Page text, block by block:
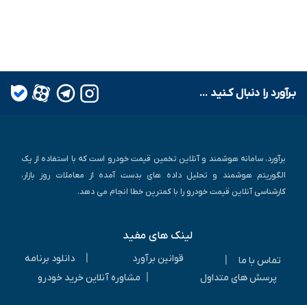
بـرآورد را دنبال کـنید ...
برآورد، سامانه هوشمند و آنلاین تخمین قیمت خودرو است که با استفاده از یک
الگوریتم هوشمند و تحلیل داده های بدست آمده از معاملات روز بازار،
کارشناسی آنلاین قیمت خودرو را با کمترین خطا انجام می دهد.
لینک های مفید
تماس با ما قوانین برآورد
دانلود برنامه
پرسش های متداول
مشاوره آنلاین خرید خودرو